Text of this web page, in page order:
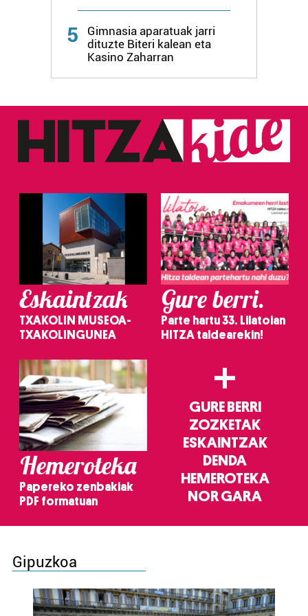
5
Gimnasia aparatuak jarri
dituzte Biteri kalean eta
Kasino Zaharran
Eskaintzak
TXAKOLIN MUSEOA-
TXAKOLINGUNEA
Gure berri.
Parte hartu 33. Lilatoian
HITZA taldearekin!
Hemeroteka
Papereko zenbakiak
PDF formatuan
+
GURE BERRI
ZOZKETAK
ESKAINTZAK
DENDA
HEMEROTEKA
NOR GARA
Gipuzkoa